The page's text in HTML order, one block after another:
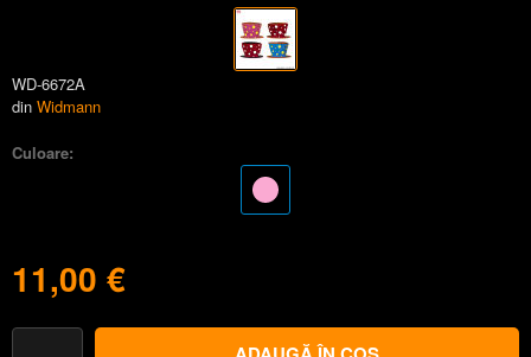
WD-6672A
din Widmann
Culoare:
11,00 €